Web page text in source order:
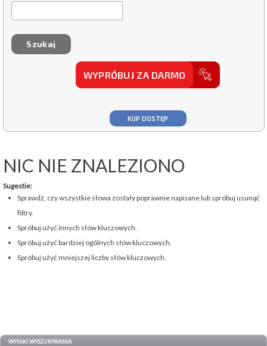
WYPRÓBUJ ZA DARMO
KUP DOSTĘP
NIC NIE ZNALEZIONO
Sugestie:
Sprawdź, czy wszystkie słowa zostały poprawnie napisane lub spróbuj usunąć
filtry.
Spróbuj użyć innych słów kluczowych.
Spróbuj użyć bardziej ogólnych słów kluczowych.
Spróbuj użyć mniejszej liczby słów kluczowych.
WYNIKI WYSZUKIWANIA